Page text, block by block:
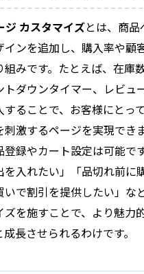
カスタマイズとは、商
ンを追加し、購入率や顧
みです。たとえば、在庫
トダウンタイマー、レビュ
することで、お客様にとっ
刺激するページを実現でき
録やカート設定は可能で
を入れたい」「品切れ前に
いで割引を提供したい」な
ズを施すことで、より魅力
長させられるわけです。